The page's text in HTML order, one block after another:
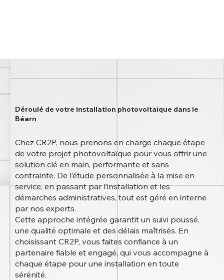
Déroulé de votre installation photovoltaïque dans le
Béarn
Chez CR2P, nous prenons en charge chaque étape
de votre projet photovoltaïque pour vous offrir une
solution clé en main, performante et sans
contrainte. De l’étude personnalisée à la mise en
service, en passant par l’installation et les
démarches administratives, tout est géré en interne
par nos experts.
Cette approche intégrée garantit un suivi poussé,
une qualité optimale et des délais maîtrisés. En
choisissant CR2P, vous faites confiance à un
partenaire fiable et engagé, qui vous accompagne à
chaque étape pour une installation en toute
sérénité.